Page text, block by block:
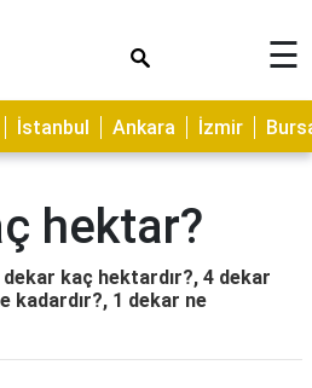
☰
İstanbul Ankara İzmir
hektar?
kaç hektardır?, 4 dekar
kadardır?, 1 dekar ne